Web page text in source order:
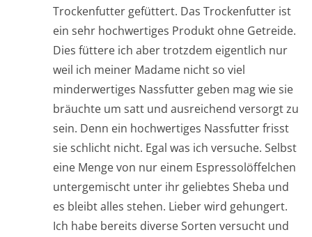
Trockenfutter gefüttert. Das Trockenfutter ist
ein sehr hochwertiges Produkt ohne Getreide.
Dies füttere ich aber trotzdem eigentlich nur
weil ich meiner Madame nicht so viel
minderwertiges Nassfutter geben mag wie sie
bräuchte um satt und ausreichend versorgt zu
sein. Denn ein hochwertiges Nassfutter frisst
sie schlicht nicht. Egal was ich versuche. Selbst
eine Menge von nur einem Espressolöffelchen
untergemischt unter ihr geliebtes Sheba und
es bleibt alles stehen. Lieber wird gehungert.
Ich habe bereits diverse Sorten versucht und